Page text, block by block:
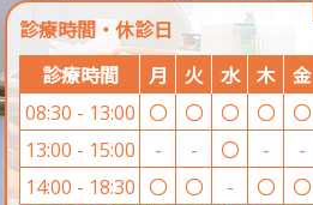
診療時間・休診日
診療時間
月 火 水 木 金
08:30 - 13:00 〇 〇 〇 〇 〇
13:00 - 15:00
- - 〇 - -
14:00 - 18:30 〇 〇 - 〇 〇